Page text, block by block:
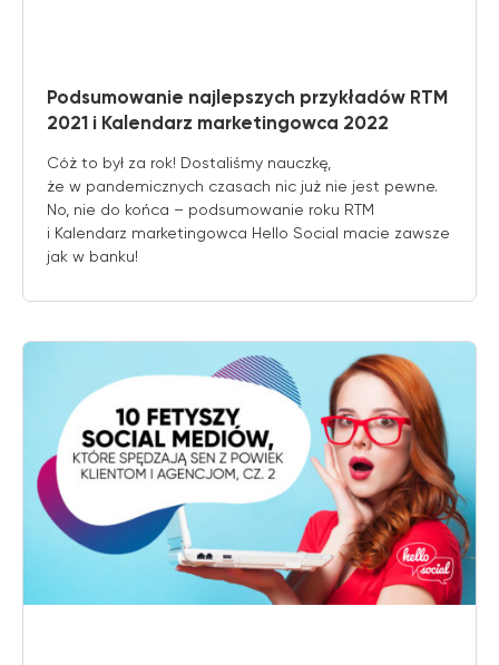
Podsumowanie najlepszych przykładów RTM
2021 i Kalendarz marketingowca 2022
Cóż to był za rok! Dostaliśmy nauczkę,
że w pandemicznych czasach nic już nie jest pewne.
No, nie do końca – podsumowanie roku RTM
i Kalendarz marketingowca Hello Social macie zawsze
jak w banku!